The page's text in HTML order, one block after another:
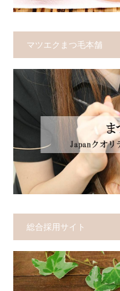
マツエクまつ毛本舗
総合採用サイト